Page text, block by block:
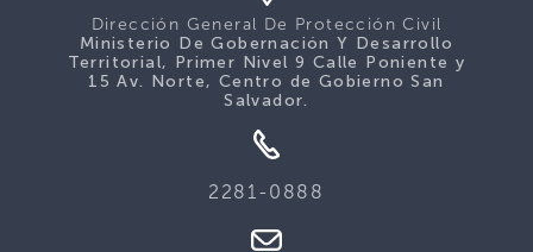
Dirección General De Protección Civil
Ministerio De Gobernación Y Desarrollo
Territorial, Primer Nivel 9 Calle Poniente y
15 Av. Norte, Centro de Gobierno San
Salvador.
2281-0888